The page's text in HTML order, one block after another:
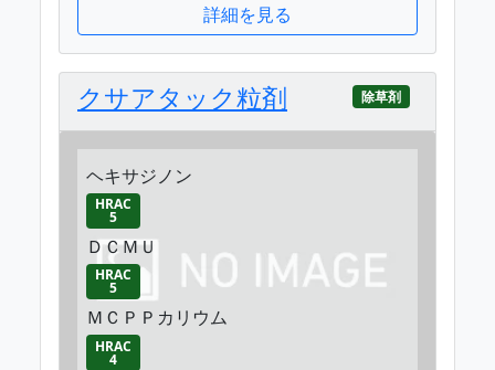
詳細を見る
クサアタック粒剤 除草剤
ヘキサジノン
HRAC
5
ＤＣＭＵ
HRAC
5
ＭＣＰＰカリウム
HRAC
4